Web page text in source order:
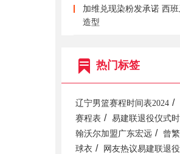
加维兑现染粉发承诺 西
造型
热门标签
辽宁男篮赛程时间表2024 /
赛程表 / 易建联退役仪式
翰沃尔加盟广东宏远 /
曾
球衣 / 网友热议易建联退役